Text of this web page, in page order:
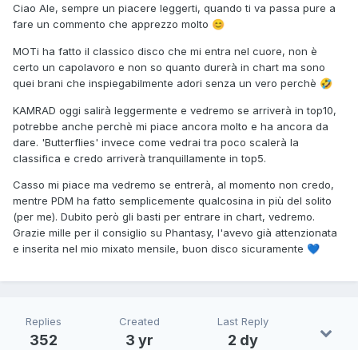
Ciao Ale, sempre un piacere leggerti, quando ti va passa pure a
fare un commento che apprezzo molto 😊
MOTi ha fatto il classico disco che mi entra nel cuore, non è
certo un capolavoro e non so quanto durerà in chart ma sono
quei brani che inspiegabilmente adori senza un vero perchè 🤣
KAMRAD oggi salirà leggermente e vedremo se arriverà in top10,
potrebbe anche perchè mi piace ancora molto e ha ancora da
dare. 'Butterflies' invece come vedrai tra poco scalerà la
classifica e credo arriverà tranquillamente in top5.
Casso mi piace ma vedremo se entrerà, al momento non credo,
mentre PDM ha fatto semplicemente qualcosina in più del solito
(per me). Dubito però gli basti per entrare in chart, vedremo.
Grazie mille per il consiglio su Phantasy, l'avevo già attenzionata
e inserita nel mio mixato mensile, buon disco sicuramente 💙
Replies
352
Created
3 yr
Last Reply
2 dy